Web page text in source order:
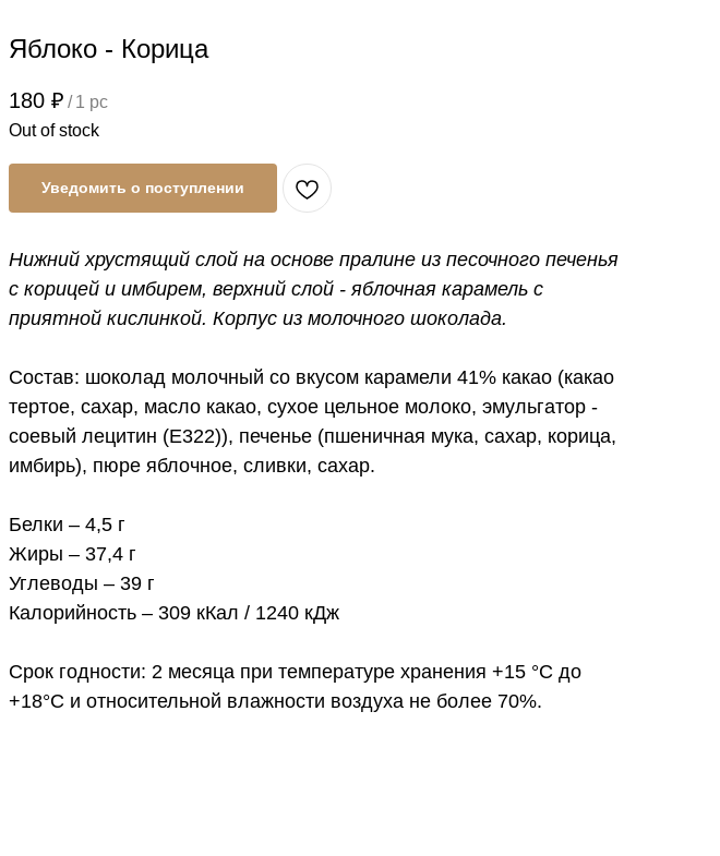
Яблоко - Корица
180 ₽ / 1 pc
Out of stock
Уведомить о поступлении
Нижний хрустящий слой на основе пралине из песочного печенья
с корицей и имбирем, верхний слой - яблочная карамель с
приятной кислинкой. Корпус из молочного шоколада.
Состав: шоколад молочный со вкусом карамели 41% какао (какао
тертое, сахар, масло какао, сухое цельное молоко, эмульгатор -
соевый лецитин (Е322)), печенье (пшеничная мука, сахар, корица,
имбирь), пюре яблочное, сливки, сахар.
Белки – 4,5 г
Жиры – 37,4 г
Углеводы – 39 г
Калорийность – 309 кКал / 1240 кДж
Срок годности: 2 месяца при температуре хранения +15 °С до
+18°С и относительной влажности воздуха не более 70%.